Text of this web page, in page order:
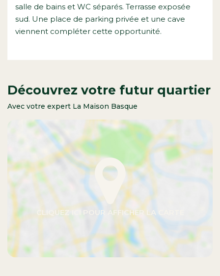
salle de bains et WC séparés. Terrasse exposée
sud. Une place de parking privée et une cave
viennent compléter cette opportunité.
Découvrez votre futur quartier
Avec votre expert La Maison Basque